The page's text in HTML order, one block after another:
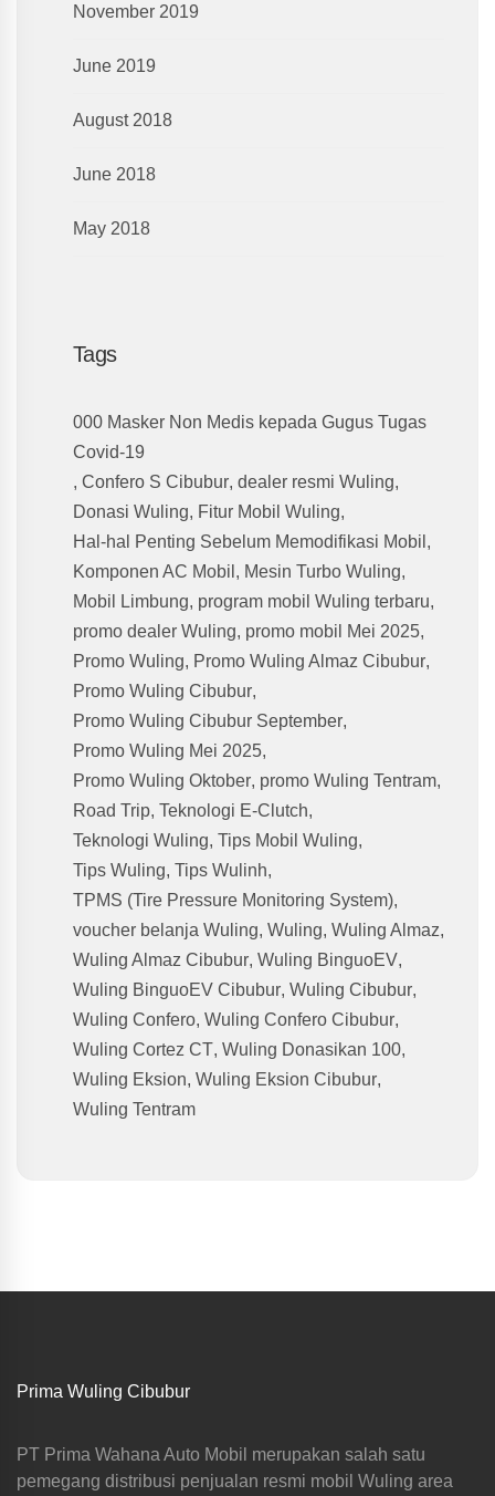
November 2019
June 2019
August 2018
June 2018
May 2018
Tags
000 Masker Non Medis kepada Gugus Tugas
Covid-19
, Confero S Cibubur, dealer resmi Wuling,
Donasi Wuling, Fitur Mobil Wuling,
Hal-hal Penting Sebelum Memodifikasi Mobil ,
Komponen AC Mobil , Mesin Turbo Wuling,
Mobil Limbung, program mobil Wuling terbaru,
promo dealer Wuling, promo mobil Mei 2025,
Promo Wuling, Promo Wuling Almaz Cibubur,
Promo Wuling Cibubur,
Promo Wuling Cibubur September,
Promo Wuling Mei 2025,
Promo Wuling Oktober, promo Wuling Tentram,
Road Trip, Teknologi E-Clutch,
Teknologi Wuling, Tips Mobil Wuling,
Tips Wuling, Tips Wulinh,
TPMS (Tire Pressure Monitoring System),
voucher belanja Wuling, Wuling, Wuling Almaz,
Wuling Almaz Cibubur, Wuling BinguoEV,
Wuling BinguoEV Cibubur, Wuling Cibubur,
Wuling Confero, Wuling Confero Cibubur,
Wuling Cortez CT, Wuling Donasikan 100,
Wuling Eksion, Wuling Eksion Cibubur,
Wuling Tentram
Prima Wuling Cibubur
PT Prima Wahana Auto Mobil merupakan salah satu
pemegang distribusi penjualan resmi mobil Wuling area